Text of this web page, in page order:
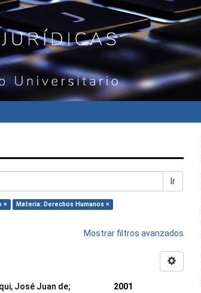
Ir
×
Materia: Derechos Humanos ×
Mostrar filtros avanzados
José Juan de;
2001